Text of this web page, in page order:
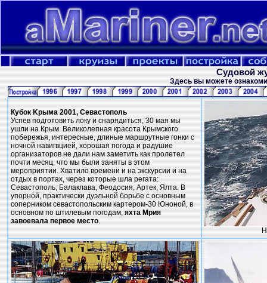
Судовой
Здесь вы можете
Кубок Kрыма 2001, Севастополь
Успев подготовить локу и снарядиться, 30 мая мы
ушли на Крым. Великолепная красота Крымского
побережья, интересные, длиные маршрутные гонки с
ночной навигвцией, хорошая погода и радушие
организаторов не дали нам заметить как пролетел
почти месяц, что мы были заняты в этом
мероприятии. Хватило времени и на экскурсии и на
отдых в портах, через которые шла регата:
Севастополь, Балаклава, Феодосия, Артек, Ялта. В
упорной, практически дуэльной борьбе с основным
соперником севастопольским картером-30 Юноной, в
основном по штилевым погодам, яхта Мрия
завоевала первое место.